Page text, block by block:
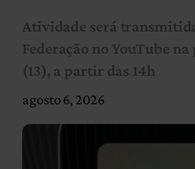
Atividade será
Federação no YouTube
(13), a partir das 14h
agosto 6, 2026